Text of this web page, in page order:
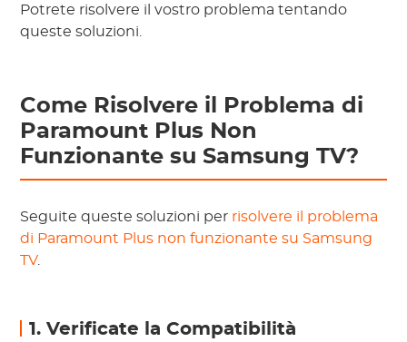
Potrete risolvere il vostro problema tentando
queste soluzioni.
Come Risolvere il Problema di
Paramount Plus Non
Funzionante su Samsung TV?
Seguite queste soluzioni per risolvere il problema
di Paramount Plus non funzionante su Samsung
TV.
1. Verificate la Compatibilità